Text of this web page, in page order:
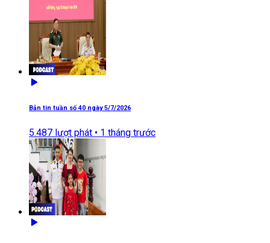
Bản tin tuần số 40 ngày 5/7/2026
5.487 lượt phát • 1 tháng trước